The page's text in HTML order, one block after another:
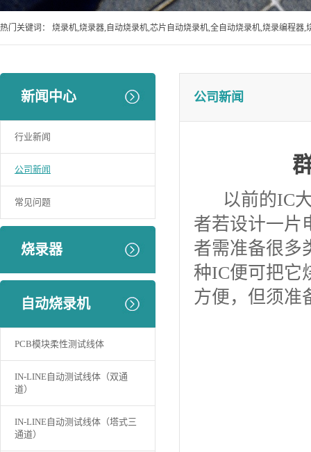
热门关键词： 烧录机,烧录器,自动烧录机,芯片自动烧录机,全自动烧录机,烧录编程器,
新闻中心
行业新闻
公司新闻
常见问题
烧录器
自动烧录机
PCB模块柔性测试线体
IN-LINE自动测试线体（双通
道）
IN-LINE自动测试线体（塔式三
通道）
公司新闻
以前的IC大
者若设计一片
者需准备很多
种IC便可把它
方便，但须准